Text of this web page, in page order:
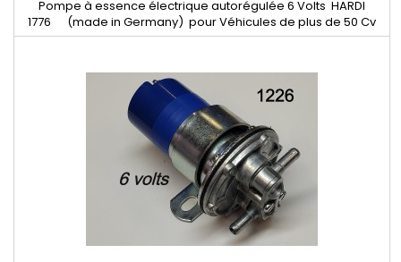
Pompe à essence électrique autorégulée 6 Volts HARDI
1776 (made in Germany) pour Véhicules de plus de 50 Cv